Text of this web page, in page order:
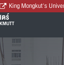
King Mongkut's
ร์